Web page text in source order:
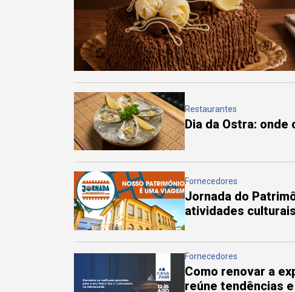
Restaurantes
Dia da Ostra: onde
Fornecedores
Jornada do
atividades
Fornecedores
Como renovar a
reúne tendências